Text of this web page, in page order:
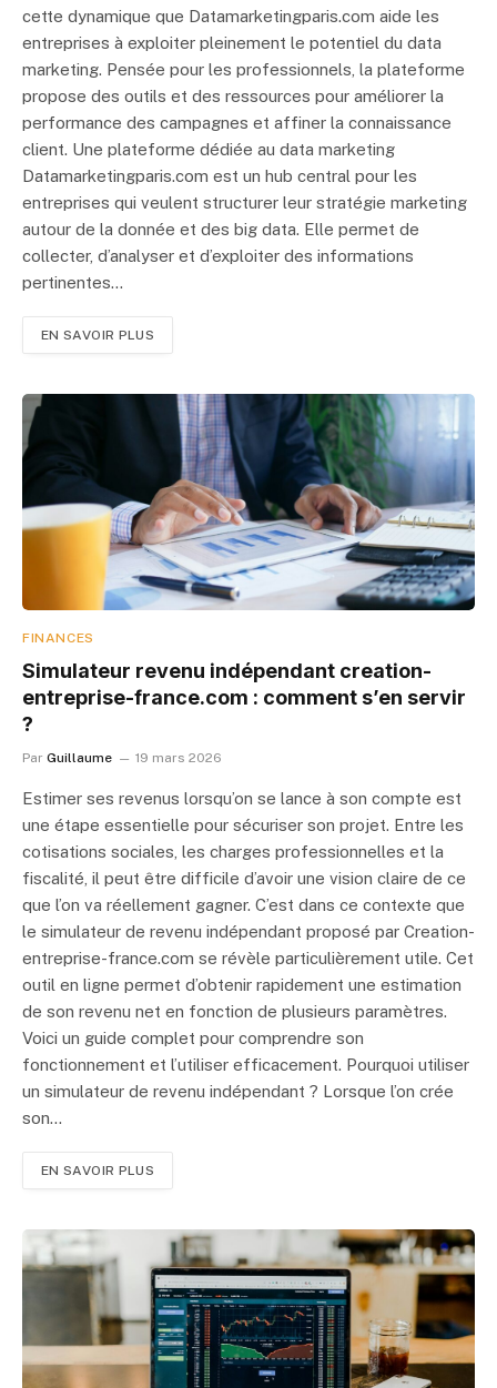
cette dynamique que Datamarketingparis.com aide les
entreprises à exploiter pleinement le potentiel du data
marketing. Pensée pour les professionnels, la plateforme
propose des outils et des ressources pour améliorer la
performance des campagnes et affiner la connaissance
client. Une plateforme dédiée au data marketing
Datamarketingparis.com est un hub central pour les
entreprises qui veulent structurer leur stratégie marketing
autour de la donnée et des big data. Elle permet de
collecter, d’analyser et d’exploiter des informations
pertinentes…
EN SAVOIR PLUS
FINANCES
Simulateur revenu indépendant creation-
entreprise-france.com : comment s’en servir
?
Par Guillaume 19 mars 2026
Estimer ses revenus lorsqu’on se lance à son compte est
une étape essentielle pour sécuriser son projet. Entre les
cotisations sociales, les charges professionnelles et la
fiscalité, il peut être difficile d’avoir une vision claire de ce
que l’on va réellement gagner. C’est dans ce contexte que
le simulateur de revenu indépendant proposé par Creation-
entreprise-france.com se révèle particulièrement utile. Cet
outil en ligne permet d’obtenir rapidement une estimation
de son revenu net en fonction de plusieurs paramètres.
Voici un guide complet pour comprendre son
fonctionnement et l’utiliser efficacement. Pourquoi utiliser
un simulateur de revenu indépendant ? Lorsque l’on crée
son…
EN SAVOIR PLUS